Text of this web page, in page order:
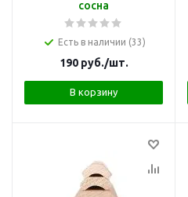
сосна
Есть в наличии (33)
190руб./шт.
В корзину